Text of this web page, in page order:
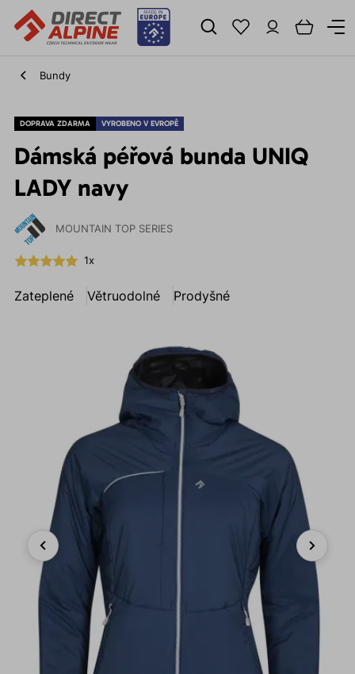
Bundy
DOPRAVA ZDARMA VYROBENO V EVROPĚ
Dámská péřová bunda UNIQ
LADY navy
MOUNTAIN TOP SERIES
1x
Zateplené Větruodolné Prodyšné
Previous Next